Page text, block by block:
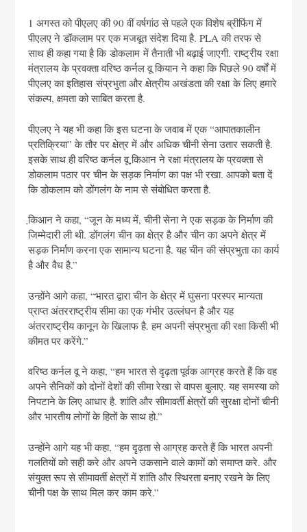
1 अगस्त को पीएलए की 90 वीं वर्षगांठ से पहले एक विशेष ब्रीफिंग में
पीएलए ने डॉकलाम पर एक मजबूत संदेश दिया है. PLA की तरफ से
साथ ही कहा गया है कि डोकलाम में तैनाती भी बढ़ाई जाएगी. राष्ट्रीय रक्षा
मंत्रालय के प्रवक्ता वरिष्ठ कर्नल वू कियान ने कहा कि पिछले 90 वर्षों में
पीएलए का इतिहास संप्रभुता और क्षेत्रीय अखंडता की रक्षा के लिए हमारे
संकल्प, क्षमता को साबित करता है.
पीएलए ने यह भी कहा कि इस घटना के जवाब में एक “आपातकालीन
प्रतिक्रिया” के तौर पर क्षेत्र में और अधिक चीनी सेना उतार सकती है.
इसके साथ ही वरिष्ठ कर्नल वू कि़आन ने रक्षा मंत्रालय के प्रवक्ता से
डोकलाम पठार पर चीन के सड़क निर्माण का पक्ष भी रखा. आपको बता दें
कि डोकलाम को डोंगलंग के नाम से संबोधित करता है.
कि़आन ने कहा, “जून के मध्य में, चीनी सेना ने एक सड़क के निर्माण की
जिम्मेदारी ली थी. डोंगलंग चीन का क्षेत्र है और चीन का अपने क्षेत्र में
सड़क निर्माण करना एक सामान्य घटना है. यह चीन की संप्रभुता का कार्य
है और वैध है.”
उन्होंने आगे कहा, “भारत द्वारा चीन के क्षेत्र में घुसना परस्पर मान्यता
प्राप्त अंतरराष्ट्रीय सीमा का एक गंभीर उल्लंघन है और यह
अंतरराष्ट्रीय कानून के खिलाफ है. हम अपनी संप्रभुता की रक्षा किसी भी
कीमत पर करेंगे.”
वरिष्ठ कर्नल वू ने कहा, “हम भारत से दृढ़ता पूर्वक आग्रह करते हैं कि वह
अपने सैनिकों को दोनों देशों की सीमा रेखा से वापस बुलाए. यह समस्या को
निपटाने के लिए आधार है. शांति और सीमावर्ती क्षेत्रों की सुरक्षा दोनों चीनी
और भारतीय लोगों के हितों के साथ हो.”
उन्होंने आगे यह भी कहा, “हम दृढ़ता से आग्रह करते हैं कि भारत अपनी
गलतियों को सही करे और अपने उकसाने वाले कामों को समाप्त करे. और
संयुक्त रूप से सीमावर्ती क्षेत्रों में शांति और स्थिरता बनाए रखने के लिए
चीनी पक्ष के साथ मिल कर काम करे.”